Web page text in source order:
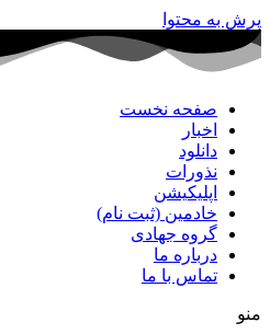
پرش به محتوا
صفحه نخست
اخبار
دانلود
نذورات
اپلیکیشن
خادمین (ثبت نام)
گروه جهادی
درباره ما
تماس با ما
منو